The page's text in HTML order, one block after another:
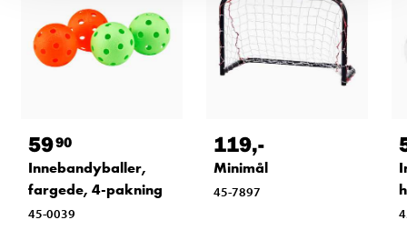
5990
Innebandyballer,
fargede, 4-pakning
45-0039
119,-
Minimål
45-7897